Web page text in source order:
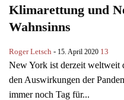
Klimarettung und
Wahnsinns
Roger Letsch - 15. April 2020 13
New York ist derzeit weltweit
den Auswirkungen der
immer noch Tag für...